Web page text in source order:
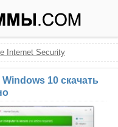
Internet Security
10 скачать